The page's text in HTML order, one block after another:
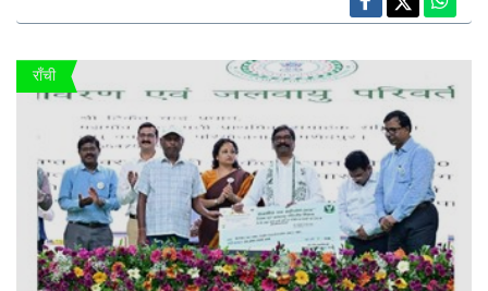
राँची